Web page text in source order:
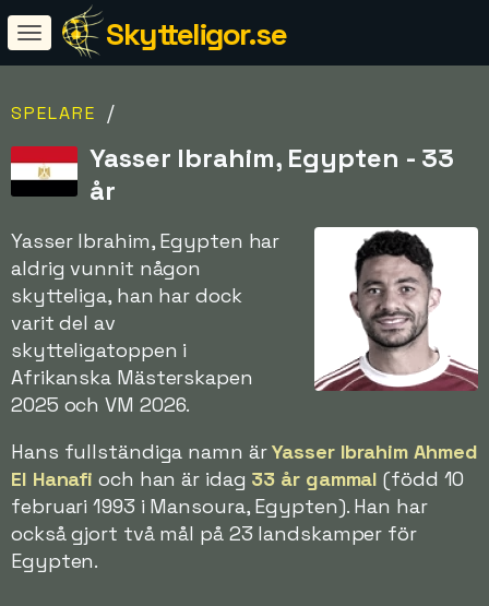
Skytteligor.se
SPELARE /
Yasser Ibrahim, Egypten - 33
år
Yasser Ibrahim, Egypten har
aldrig vunnit någon
skytteliga, han har dock
varit del av
skytteligatoppen i
Afrikanska Mästerskapen
2025 och VM 2026.
Hans fullständiga namn ärYasser Ibrahim Ahmed
El Hanafi och han är idag 33 år gammal (född 10
februari 1993 i Mansoura, Egypten). Han har
också gjort två mål på 23 landskamper för
Egypten.